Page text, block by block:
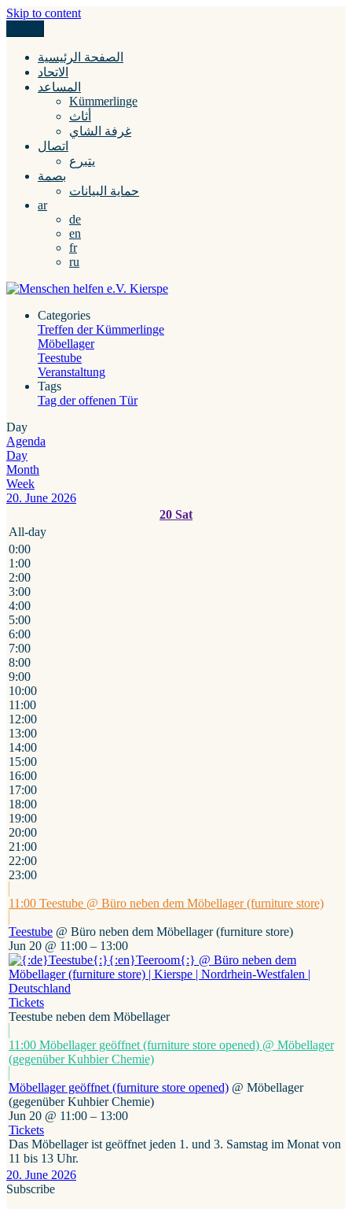
Skip to content
Menschen helfen e.V. Kierspe
الصفحة الرئيسية
الاتحاد
المساعد
Kümmerlinge
أثاث
غرفة الشاي
اتصال
يتبرع
بصمة
حماية البيانات
ar
de
en
fr
ru
Categories
Treffen der Kümmerlinge
Möbellager
Teestube
Veranstaltung
Tags
Tag der offenen Tür
Day
Agenda
Day
Month
Week
20. June 2026
20 Sat
All-day
0:00
1:00
2:00
3:00
4:00
5:00
6:00
7:00
8:00
9:00
10:00
11:00
12:00
13:00
14:00
15:00
16:00
17:00
18:00
19:00
20:00
21:00
22:00
23:00
11:00 Teestube @ Büro neben dem Möbellager (furniture store)
Teestube @ Büro neben dem Möbellager (furniture store)
Jun 20 @ 11:00 – 13:00
Tickets
Teestube neben dem Möbellager
11:00 Möbellager geöffnet (furniture store opened) @ Möbellager
(gegenüber Kuhbier Chemie)
Möbellager geöffnet (furniture store opened) @ Möbellager
(gegenüber Kuhbier Chemie)
Jun 20 @ 11:00 – 13:00
Tickets
Das Möbellager ist geöffnet jeden 1. und 3. Samstag im Monat von
11 bis 13 Uhr.
20. June 2026
Subscribe